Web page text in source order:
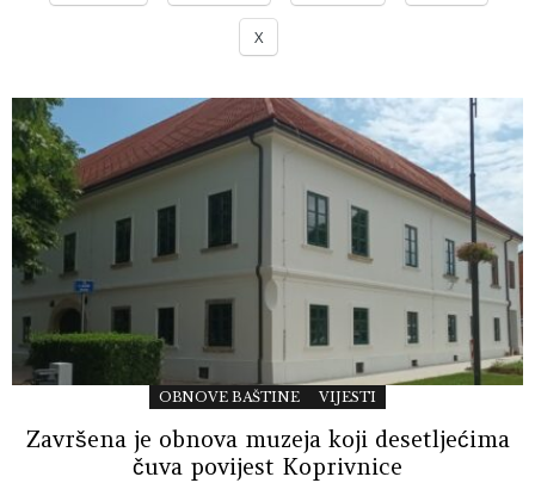
X
OBNOVE BAŠTINE VIJESTI
Završena je obnova muzeja koji desetljećima
čuva povijest Koprivnice